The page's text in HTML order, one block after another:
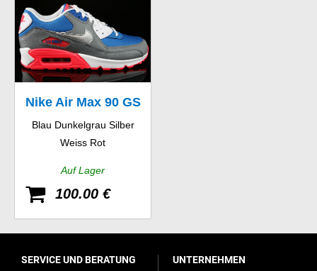
Nike Air Max 90 GS
Blau Dunkelgrau Silber
Weiss Rot
Auf Lager
100.00 €
SERVICE UND BERATUNG UNTERNEHMEN